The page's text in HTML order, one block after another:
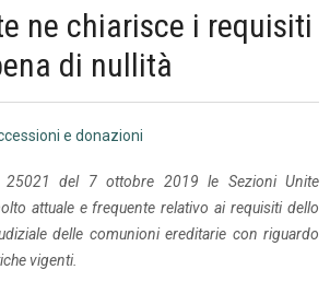
ne chiarisce i requisiti
di nullità
e donazioni
del 7 ottobre 2019 le Sezioni Unite
attuale e frequente relativo ai requisiti dello
delle comunioni ereditarie con riguardo
vigenti.